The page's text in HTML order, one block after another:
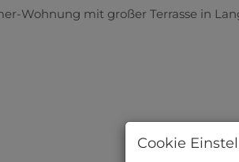
Cookie